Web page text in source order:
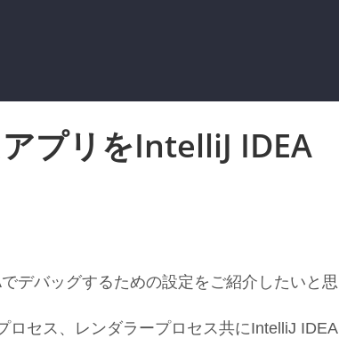
プリをIntelliJ IDEA
デバッグするための設定をご紹介したいと思
ロセス、レンダラープロセス共にIntelliJ IDEA